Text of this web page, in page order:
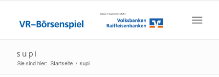
supi
Sie sind hier: Startseite / supi